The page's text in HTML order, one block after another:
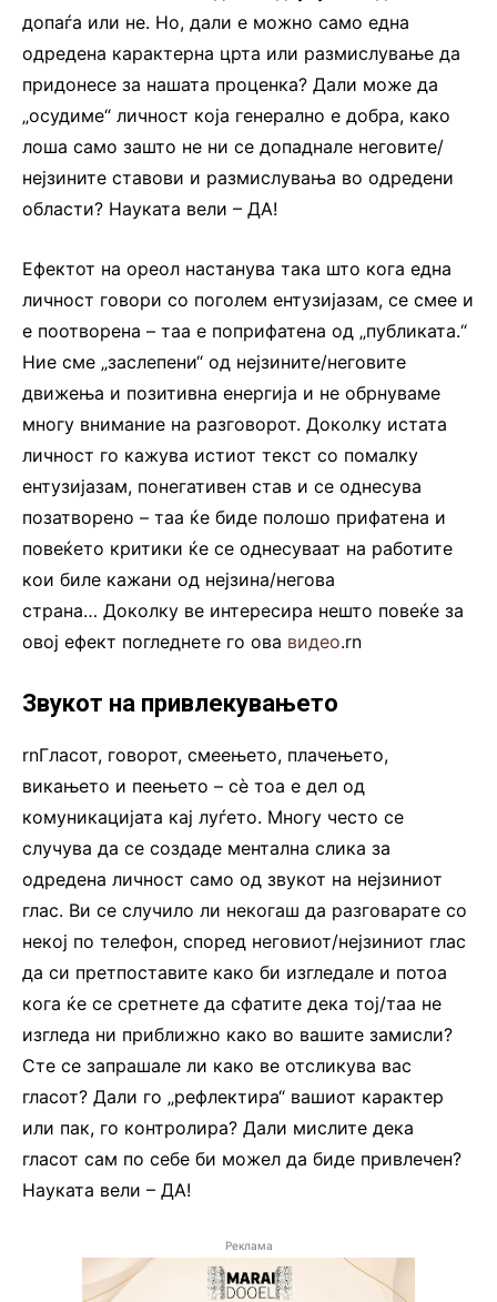
допаѓа или не. Но, дали е можно само една
одредена карактерна црта или размислување да
придонесе за нашата проценка? Дали може да
„осудиме“ личност која генерално е добра, како
лоша само зашто не ни се допаднале неговите/
нејзините ставови и размислувања во одредени
области? Науката вели – ДА!
Ефектот на ореол настанува така што кога една
личност говори со поголем ентузијазам, се смее и
е поотворена – таа е поприфатена од „публиката.“
Ние сме „заслепени“ од нејзините/неговите
движења и позитивна енергија и не обрнуваме
многу внимание на разговорот. Доколку истата
личност го кажува истиот текст со помалку
ентузијазам, понегативен став и се однесува
позатворено – таа ќе биде полошо прифатена и
повеќето критики ќе се однесуваат на работите
кои биле кажани од нејзина/негова
страна… Доколку ве интересира нешто повеќе за
овој ефект погледнете го ова видео.rn
Звукот на привлекувањето
rnГласот, говорот, смеењето, плачењето,
викањето и пеењето – сè тоа е дел од
комуникацијата кај луѓето. Многу често се
случува да се создаде ментална слика за
одредена личност само од звукот на нејзиниот
глас. Ви се случило ли некогаш да разговарате со
некој по телефон, според неговиот/нејзиниот глас
да си претпоставите како би изгледале и потоа
кога ќе се сретнете да сфатите дека тој/таа не
изгледа ни приближно како во вашите замисли?
Сте се запрашале ли како ве отсликува вас
гласот? Дали го „рефлектира“ вашиот карактер
или пак, го контролира? Дали мислите дека
гласот сам по себе би можел да биде привлечен?
Науката вели – ДА!
Реклама